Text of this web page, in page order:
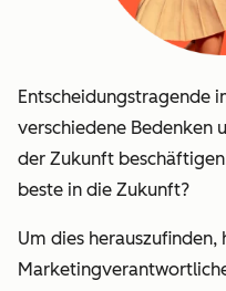
Entscheidungstragende
verschiedene Bedenken
der Zukunft
beste in die Zukunft?
Um dies